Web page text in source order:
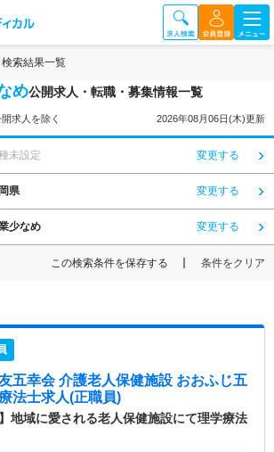
検索結果一覧
め公開求人・転職・募集情報一覧
求人を除く 2026年08月06日(木)更新
未設定 変更する
県 変更する
少なめ 変更する
この検索条件を保存する 条件をクリア
五幸会 介護老人保健施設 おおふじ五
法士求人(正職員)
地域に愛される老人保健施設にて理学療法